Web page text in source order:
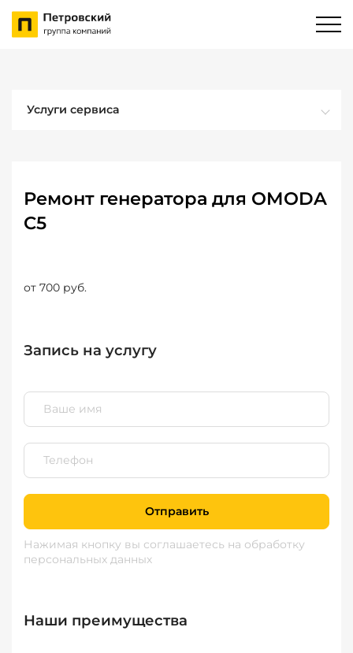
Услуги сервиса
Ремонт генератора для OMODA
C5
от 700 руб.
Запись на услугу
Отправить
Нажимая кнопку вы соглашаетесь на обработку
персональных данных
Наши преимущества